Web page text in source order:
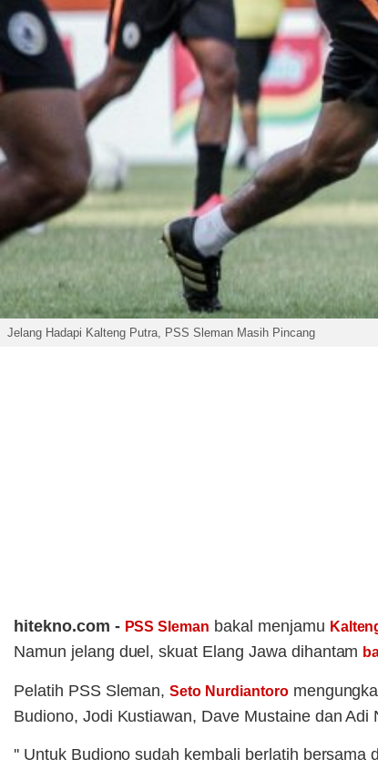
Jelang Hadapi Kalteng Putra, PSS Sleman Masih Pincang
hitekno.com - PSS Sleman bakal menjamu
Namun jelang duel, skuat Elang Jawa dihantam
Pelatih PSS Sleman,Seto Nurdiantoro
Budiono, Jodi Kustiawan, Dave Mustaine dan
'' Untuk Budiono sudah kembali berlatih